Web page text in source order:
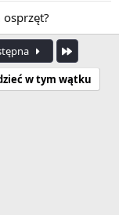
osprzęt?
w tym wątku